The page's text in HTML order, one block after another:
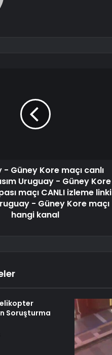
- Güney Kore maçı canlı
Uruguay - Güney Kore
maçı CANLI izleme linki
- Güney Kore maçı
hangi kanal
Soruşturma